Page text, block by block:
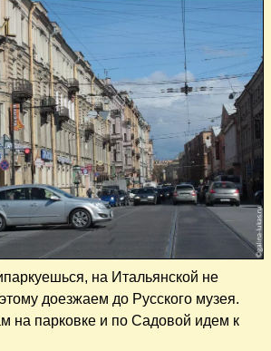
на Итальянской не
доезжаем до Русского музея.
на парковке и по Садовой идем к